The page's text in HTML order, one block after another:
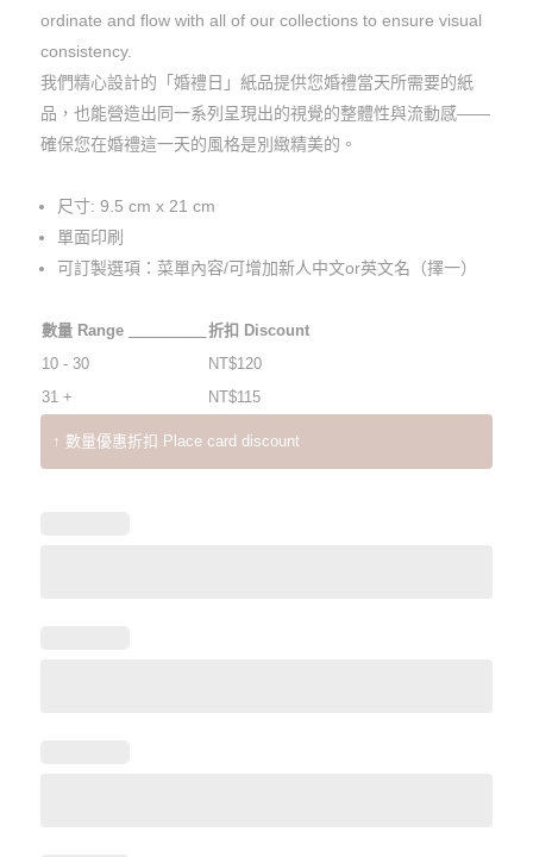
ordinate and flow with all of our collections to ensure visual
consistency.
我們精心設計的「婚禮日」紙品提供您婚禮當天所需要的紙
品，也能營造出同一系列呈現出的視覺的整體性與流動感——
確保您在婚禮這一天的風格是別緻精美的。
尺寸: 9.5 cm x 21 cm
單面印刷
可訂製選項：菜單內容/可增加新人中文or英文名（擇一）
數量 Range ＿＿＿＿＿
折扣 Discount
10 - 30
NT$120
31 +
NT$115
↑ 數量優惠折扣 Place card discount